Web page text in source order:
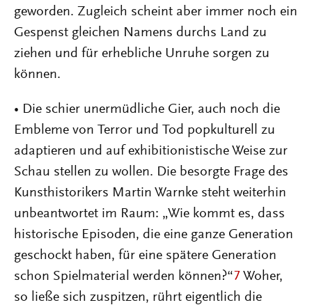
geworden. Zugleich scheint aber immer noch ein
Gespenst gleichen Namens durchs Land zu
ziehen und für erhebliche Unruhe sorgen zu
können.
• Die schier unermüdliche Gier, auch noch die
Embleme von Terror und Tod popkulturell zu
adaptieren und auf exhibitionistische Weise zur
Schau stellen zu wollen. Die besorgte Frage des
Kunsthistorikers Martin Warnke steht weiterhin
unbeantwortet im Raum: „Wie kommt es, dass
historische Episoden, die eine ganze Generation
geschockt haben, für eine spätere Generation
schon Spielmaterial werden können?“7 Woher,
so ließe sich zuspitzen, rührt eigentlich die